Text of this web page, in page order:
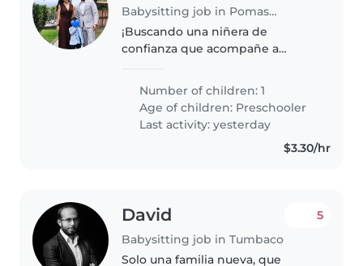
Babysitting job in Pomasqui
¡Buscando una niñera de
confianza que acompañe a
alguien con paciencia, energía y
ganas de ayudar con los deberes.
Ideal si..
Number of children: 1
Age of children: Preschooler
Last activity: yesterday
$3.30/hr
David
Babysitting job in Tumbaco
5
Solo una familia nueva, que